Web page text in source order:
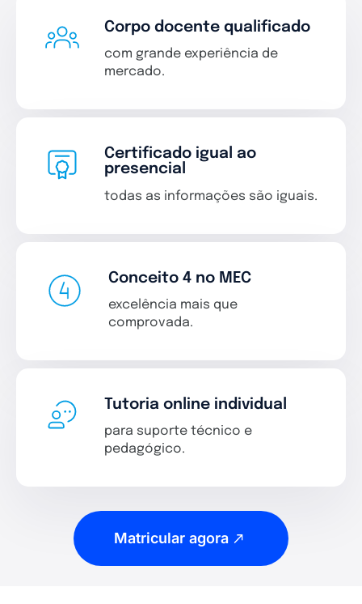
Corpo docente qualificado
com grande experiência de
mercado.
Certificado igual ao
presencial
todas as informações são iguais.
Conceito 4 no MEC
excelência mais que
comprovada.
Tutoria online individual
para suporte técnico e
pedagógico.
Matricular agora